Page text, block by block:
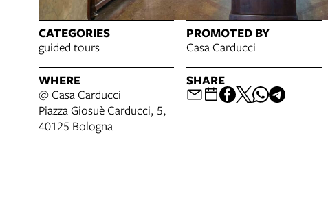
CATEGORIES
guided tours
PROMOTED BY
Casa Carducci
WHERE
@ Casa Carducci
Piazza Giosuè Carducci, 5,
40125 Bologna
SHARE